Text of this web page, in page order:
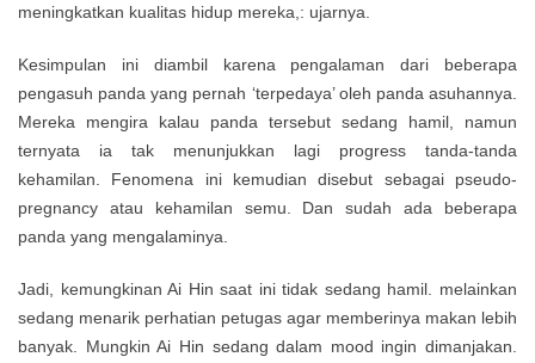
meningkatkan kualitas hidup mereka,: ujarnya.
Kesimpulan ini diambil karena pengalaman dari beberapa
pengasuh panda yang pernah ‘terpedaya’ oleh panda asuhannya.
Mereka mengira kalau panda tersebut sedang hamil, namun
ternyata ia tak menunjukkan lagi progress tanda-tanda
kehamilan. Fenomena ini kemudian disebut sebagai pseudo-
pregnancy atau kehamilan semu. Dan sudah ada beberapa
panda yang mengalaminya.
Jadi, kemungkinan Ai Hin saat ini tidak sedang hamil. melainkan
sedang menarik perhatian petugas agar memberinya makan lebih
banyak. Mungkin Ai Hin sedang dalam mood ingin dimanjakan.